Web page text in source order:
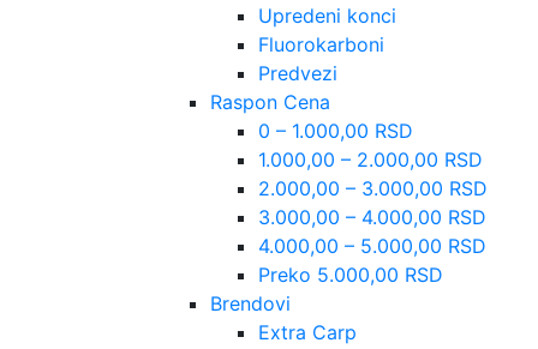
Upredeni konci
Fluorokarboni
Predvezi
Raspon Cena
0 – 1.000,00 RSD
1.000,00 – 2.000,00 RSD
2.000,00 – 3.000,00 RSD
3.000,00 – 4.000,00 RSD
4.000,00 – 5.000,00 RSD
Preko 5.000,00 RSD
Brendovi
Extra Carp